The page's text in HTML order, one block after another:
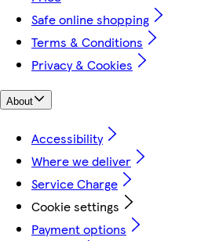
Safe online shopping
Terms & Conditions
Privacy & Cookies
About
Accessibility
Where we deliver
Service Charge
Cookie settings
Payment options